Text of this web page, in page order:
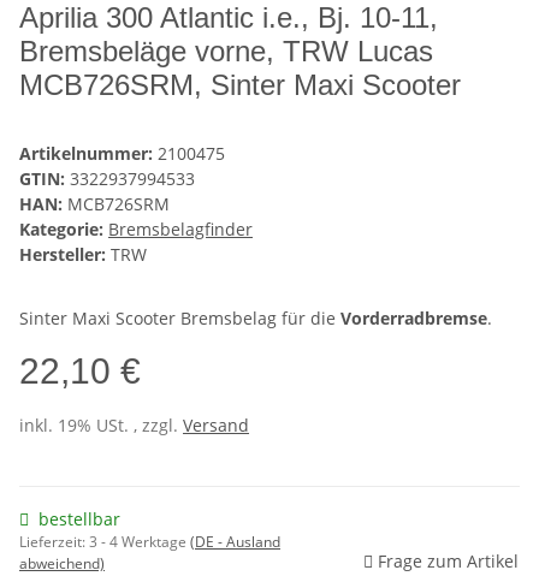
Aprilia 300 Atlantic i.e., Bj. 10-11,
Bremsbeläge vorne, TRW Lucas
MCB726SRM, Sinter Maxi Scooter
Artikelnummer: 2100475
GTIN: 3322937994533
HAN: MCB726SRM
Kategorie: Bremsbelagfinder
Hersteller: TRW
Sinter Maxi Scooter Bremsbelag für die Vorderradbremse.
22,10 €
inkl. 19% USt. , zzgl. Versand
bestellbar
Lieferzeit:3 - 4 Werktage (DE - Ausland
abweichend)
Frage zum Artikel